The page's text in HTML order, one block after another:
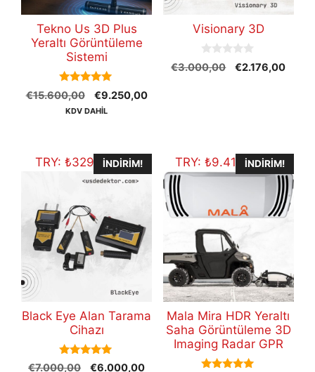
Tekno Us 3D Plus
Yeraltı Görüntüleme
Sistemi
5.00
out of 5
€15.600,00
Orijinal
fiyat:
€9.250,00Şu
KDV DAHİL
Visionary 3D
0
o
€3.000,00
Orijinal
€2.176,00Şu
TRY: ₺329.322,00
İNDIRIM!
Black Eye Alan Tarama
Cihazı
5.00
€7.000,00 Orijinal
€6.000,00Şu
TRY: ₺9.417.511,46
İNDIRIM!
Mala Mira HDR Yeraltı
Saha Görüntüleme 3D
Imaging Radar GPR